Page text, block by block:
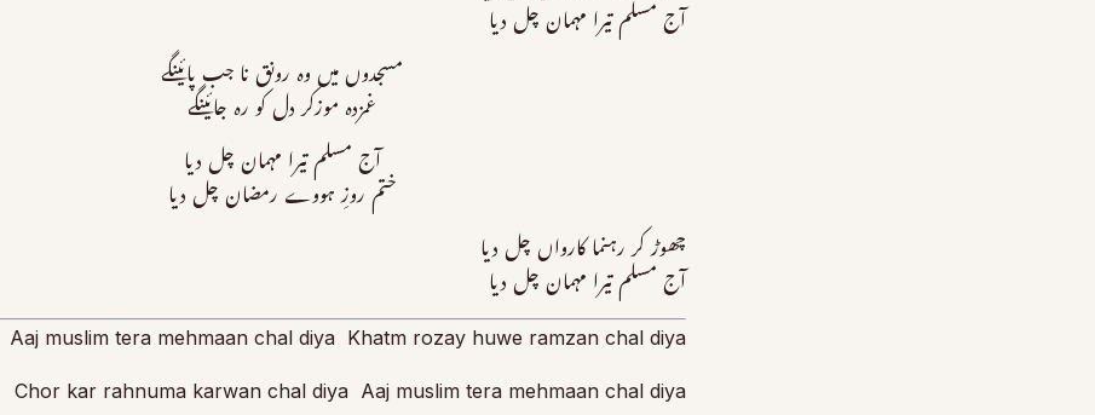
آج مسلم تیرا مہمان چل دیا
مسجدوں میں وہ رونق نا جب پائینگے
غمزدہ موزکر دل کو رہ جائینگے
آج مسلم تیرا مہمان چل دیا
ختم روزِ ہووے رمضان چل دیا
چھوڑ کر رہنما کارواں چل دیا
آج مسلم تیرا مہمان چل دیا
Aaj muslim tera mehmaan chal diya Khatm rozay huwe ramzan chal diya
Chor kar rahnuma karwan chal diya Aaj muslim tera mehmaan chal diya